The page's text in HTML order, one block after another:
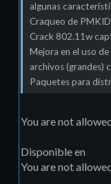
algunas
Craqueo de PMKID
Crack 802.11w
Mejora en el uso
archivos (grandes)
Paquetes para
You are not
Disponible en
You are not